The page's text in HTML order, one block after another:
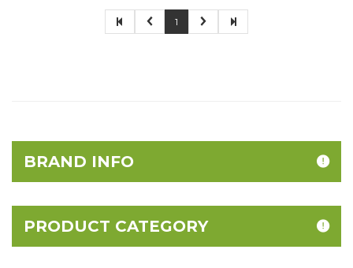
1
BRAND INFO
PRODUCT CATEGORY